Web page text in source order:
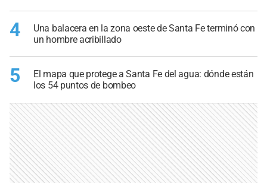
4
Una balacera en la zona oeste de Santa Fe terminó con
un hombre acribillado
5
El mapa que protege a Santa Fe del agua: dónde están
los 54 puntos de bombeo